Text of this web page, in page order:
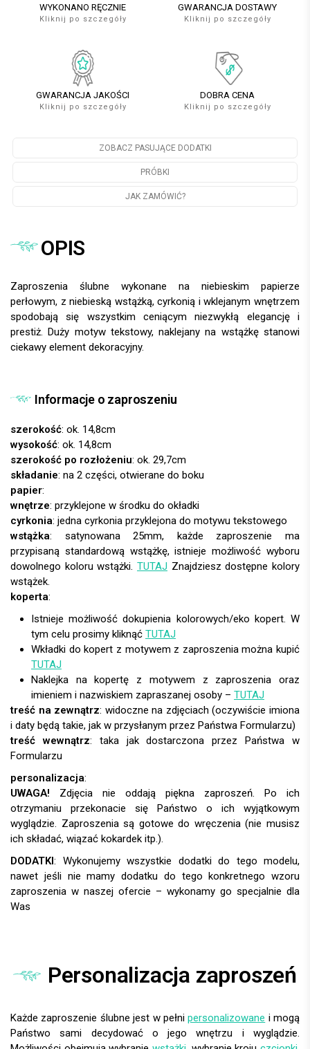
WYKONANO RĘCZNIE
Kliknij po szczegóły
GWARANCJA DOSTAWY
Kliknij po szczegóły
GWARANCJA JAKOŚCI
Kliknij po szczegóły
DOBRA CENA
Kliknij po szczegóły
ZOBACZ PASUJĄCE DODATKI
PRÓBKI
JAK ZAMÓWIĆ?
OPIS
Zaproszenia ślubne wykonane na niebieskim papierze
perłowym, z niebieską wstążką, cyrkonią i wklejanym wnętrzem
spodobają się wszystkim ceniącym niezwykłą elegancję i
prestiż. Duży motyw tekstowy, naklejany na wstążkę stanowi
ciekawy element dekoracyjny.
Informacje o zaproszeniu
szerokość: ok. 14,8cm
wysokość: ok. 14,8cm
szerokość po rozłożeniu: ok. 29,7cm
składanie: na 2 części, otwierane do boku
papier:
wnętrze: przyklejone w środku do okładki
cyrkonia: jedna cyrkonia przyklejona do motywu tekstowego
wstążka: satynowana 25mm, każde zaproszenie ma
przypisaną standardową wstążkę, istnieje możliwość wyboru
dowolnego koloru wstążki. TUTAJ Znajdziesz dostępne kolory
wstążek.
koperta:
Istnieje możliwość dokupienia kolorowych/eko kopert. W
tym celu prosimy kliknąć TUTAJ
Wkładki do kopert z motywem z zaproszenia można kupić
TUTAJ
Naklejka na kopertę z motywem z zaproszenia oraz
imieniem i nazwiskiem zapraszanej osoby – TUTAJ
treść na zewnątrz: widoczne na zdjęciach (oczywiście imiona
i daty będą takie, jak w przysłanym przez Państwa Formularzu)
treść wewnątrz: taka jak dostarczona przez Państwa w
Formularzu
personalizacja:
UWAGA!
DODATKI:
Personalizacja zaproszeń
Każde zaproszenie ślubne jest w pełnipersonalizowane i mogą
Państwo sami decydować o jego wnętrzu i wyglądzie.